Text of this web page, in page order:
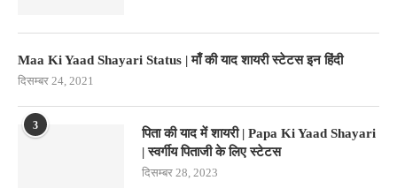
Maa Ki Yaad Shayari Status | माँ की याद शायरी स्टेटस इन हिंदी
दिसम्बर 24, 2021
3
पिता की याद में शायरी | Papa Ki Yaad Shayari
| स्वर्गीय पिताजी के लिए स्टेटस
दिसम्बर 28, 2023